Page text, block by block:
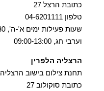
כתובת הרצל 27
טלפון 04-6201111
וערבי חג, 09:00-13:00
הרצליה הלפרין
תחנת צילום בישוב הרצליה
כתובת סוקולוב 27